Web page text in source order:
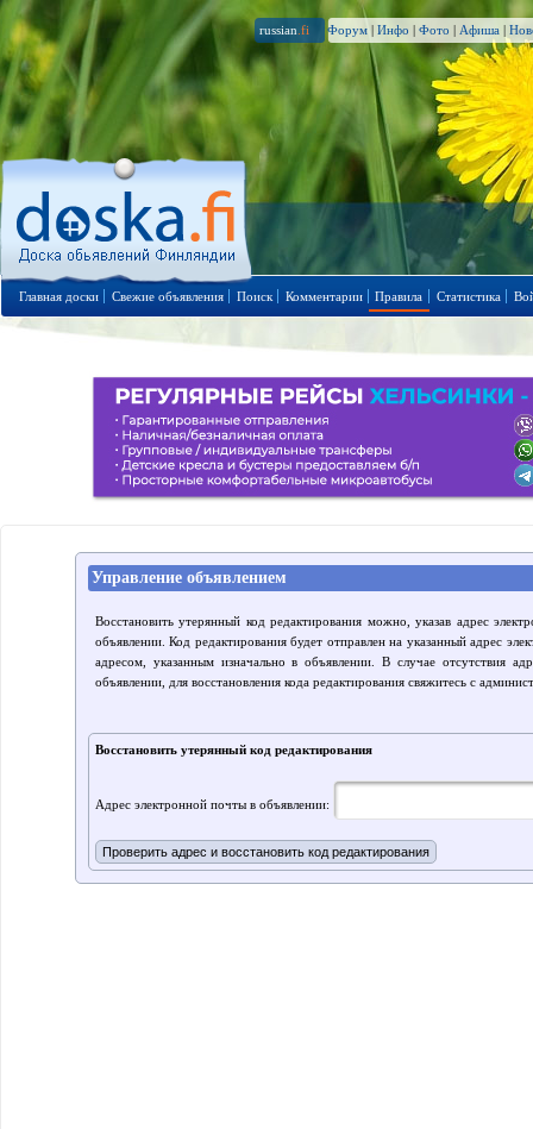
russian .fi Форум | Инфо | Фото | Афиша |
Главная доски Свежие объявления Поиск Комментарии Правила Статистика
Управление объявлением
Восстановить утерянный код редактирования можно, указав адрес
объявлении. Код редактирования будет отправлен на указанный адрес
адресом, указанным изначально в объявлении. В случае отсутствия
объявлении, для восстановления кода редактирования свяжитесь с
Восстановить утерянный код редактирования
Адрес электронной почты в объявлении: